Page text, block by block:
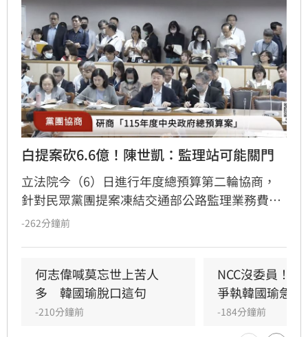
白提案砍6.6億！陳世凱：監理站可能關門
立法院今（6）日進行年度總預算第二輪協商，
針對民眾黨團提案凍結交通部公路監理業務費
40%並減列6.6億元，交通部長陳世凱示警，恐衝
持原案。立法院長韓國瑜最終裁示全案保留，並
要民眾黨團與交通部溝通。
-262分鐘前
何志偉喊莫忘世上苦人
多　韓國瑜脫口這句
-210分鐘前
NCC沒委員！
爭執韓國瑜急勸
-184分鐘前